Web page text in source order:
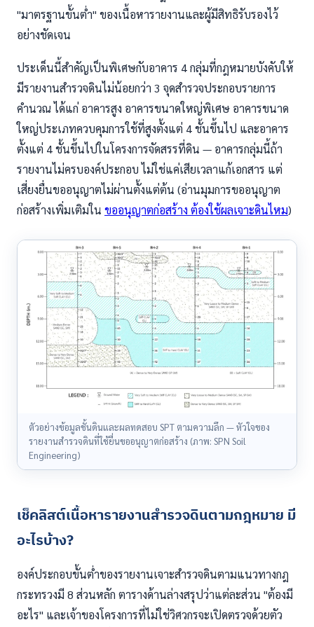
"มาตรฐานขั้นต่ำ" ของเนื้อหารายงานและผู้มีสิทธิรับรองไว้
อย่างชัดเจน
ประเด็นนี้สำคัญเป็นพิเศษกับอาคาร 4 กลุ่มที่กฎหมายบังคับให้
มีรายงานสำรวจดินไม่น้อยกว่า 3 จุดสำรวจประกอบรายการ
คำนวณ ได้แก่ อาคารสูง อาคารขนาดใหญ่พิเศษ อาคารขนาด
ใหญ่ประเภทควบคุมการใช้ที่สูงตั้งแต่ 4 ชั้นขึ้นไป และอาคาร
ตั้งแต่ 4 ชั้นขึ้นไปในโครงการจัดสรรที่ดิน — อาคารกลุ่มนี้ถ้า
รายงานไม่ครบองค์ประกอบ ไม่ใช่แค่เสียเวลาแก้เอกสาร แต่
เสี่ยงยื่นขออนุญาตไม่ผ่านตั้งแต่ต้น (อ่านมุมการขออนุญาต
ก่อสร้างเพิ่มเติมใน ขออนุญาตก่อสร้าง ต้องใช้ผลเจาะดินไหม)
ตัวอย่างข้อมูลชั้นดินและผลทดสอบ SPT ตามความลึก — หัวใจของ
รายงานสำรวจดินที่ใช้ยื่นขออนุญาตก่อสร้าง (ภาพ: SPN Soil
Engineering)
เช็คลิสต์เนื้อหารายงานสำรวจดินตามกฎหมาย มี
อะไรบ้าง?
องค์ประกอบขั้นต่ำของรายงานเจาะสำรวจดินตามแนวทางกฎ
กระทรวงมี 8 ส่วนหลัก ตารางด้านล่างสรุปว่าแต่ละส่วน "ต้องมี
อะไร" และเจ้าของโครงการที่ไม่ใช่วิศวกรจะเปิดตรวจด้วยตัว